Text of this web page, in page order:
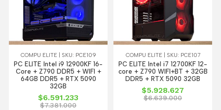
COMPU ELITE | SKU: PCE109
PC ELITE Intel i9 12900KF 16-
Core + Z790 DDR5 + WIFI +
64GB DDR5 + RTX 5090
32GB
$6.591.233
$7.381.000
COMPU ELITE | SKU: PCE107
PC ELITE Intel i7 12700KF 12-
core + Z790 WIFI+BT + 32GB
DDR5 + RTX 5090 32GB
$5.928.627
$6.639.000